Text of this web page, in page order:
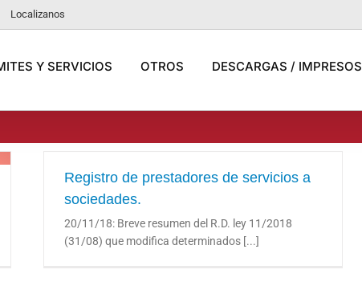
Localizanos
Y SERVICIOS OTROS DESCARGAS / IMPRESOS
sociedades.
Registro de prestadores de servicios a
sociedades.
20/11/18: Breve resumen del R.D. ley 11/2018
(31/08) que modifica determinados [...]